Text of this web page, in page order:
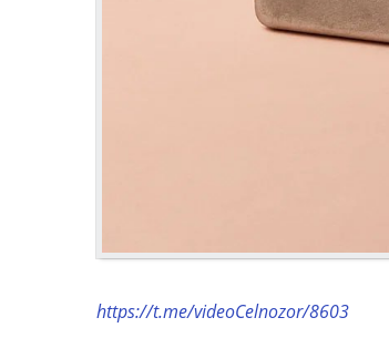
https://t.me/videoCelnozor/8603